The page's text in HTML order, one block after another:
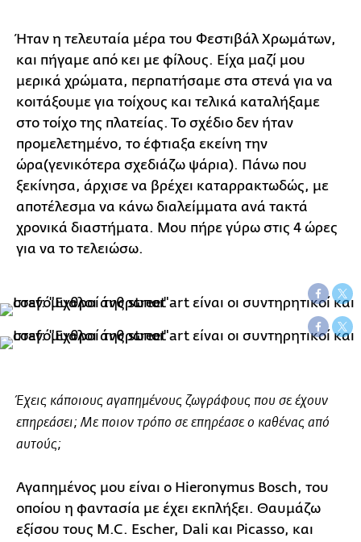
Ήταν η τελευταία μέρα του Φεστιβάλ Χρωμάτων,
και πήγαμε από κει με φίλους. Είχα μαζί μου
μερικά χρώματα, περπατήσαμε στα στενά για να
κοιτάξουμε για τοίχους και τελικά καταλήξαμε
στο τοίχο της πλατείας. Το σχέδιο δεν ήταν
προμελετημένο, το έφτιαξα εκείνη την
ώρα(γενικότερα σχεδιάζω ψάρια). Πάνω που
ξεκίνησα, άρχισε να βρέχει καταρρακτωδώς, με
αποτέλεσμα να κάνω διαλείμματα ανά τακτά
χρονικά διαστήματα. Μου πήρε γύρω στις 4 ώρες
για να το τελειώσω.
Έχεις κάποιους αγαπημένους ζωγράφους που σε έχουν
επηρεάσει; Με ποιον τρόπο σε επηρέασε ο καθένας από
αυτούς;
Αγαπημένος μου είναι ο Hieronymus Bosch, του
οποίου η φαντασία με έχει εκπλήξει. Θαυμάζω
εξίσου τους M.C. Escher, Dali και Picasso, και